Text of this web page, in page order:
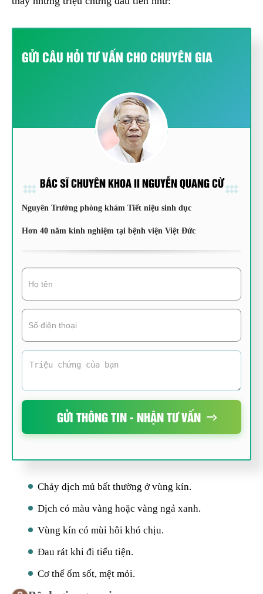
GỬI CÂU HỎI TƯ VẤN CHO CHUYÊN GIA
BÁC SĨ CHUYÊN KHOA II NGUYỄN QUANG CỪ
Nguyên Trưởng phòng khám Tiết niệu sinh dục
Hơn 40 năm kinh nghiệm tại bệnh viện Việt Đức
GỬI THÔNG TIN - NHẬN TƯ VẤN
Chảy dịch mủ bất thường ở vùng kín.
Dịch có màu vàng hoặc vàng ngả xanh.
Vùng kín có mùi hôi khó chịu.
Đau rát khi đi tiểu tiện.
Cơ thể ốm sốt, mệt mỏi.